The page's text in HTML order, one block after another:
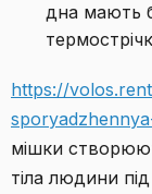
дна мають
https://
мішки
тіла людини